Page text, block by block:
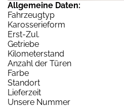
Allgemeine Daten:
Fahrzeugtyp
Karosserieform
Erst-Zul.
Getriebe
Kilometerstand
Anzahl der Türen
Farbe
Standort
Lieferzeit
Unsere Nummer